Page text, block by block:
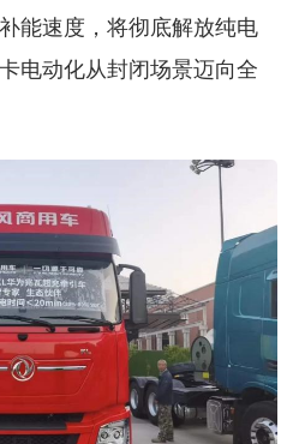
能速度，将彻底解放纯电
电动化从封闭场景迈向全